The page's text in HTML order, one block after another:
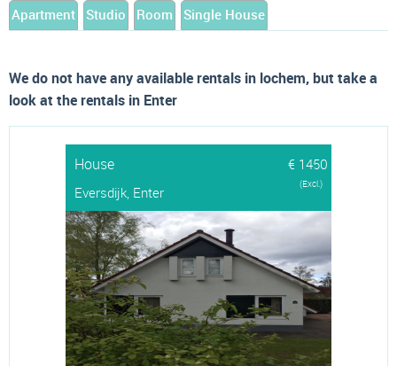
Apartment Studio Room Single House
We do not have any available rentals in lochem, but take a
look at the rentals in Enter
House
€ 1450
Eversdijk, Enter
(Excl.)